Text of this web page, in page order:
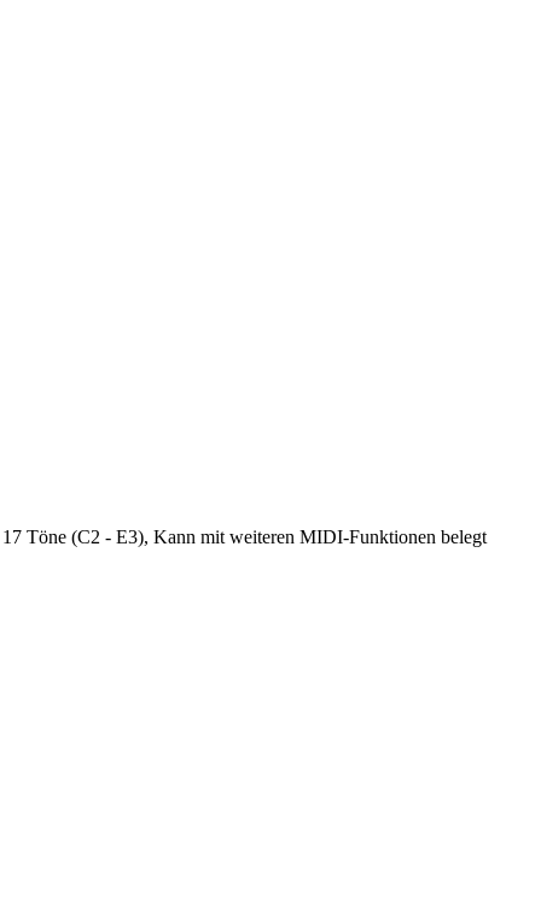
Töne (C2 - E3), Kann mit weiteren MIDI-Funktionen belegt